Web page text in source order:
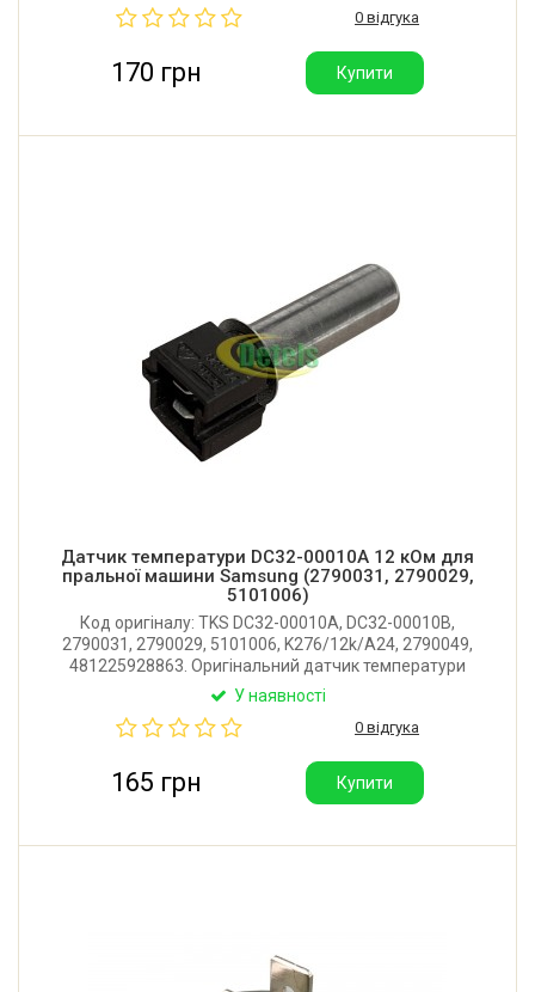
0 відгука
170 грн Купити
Датчик температури DC32-00010A 12 кОм для
пральної машини Samsung (2790031, 2790029,
5101006)
Код оригіналу: TKS DC32-00010A, DC32-00010B,
2790031, 2790029, 5101006, K276/12k/A24, 2790049,
481225928863. Оригінальний датчик температури
NTC для пральної машини Samsung, Whirlpool,
(Люксембург).
У наявності
0 відгука
165 грн Купити